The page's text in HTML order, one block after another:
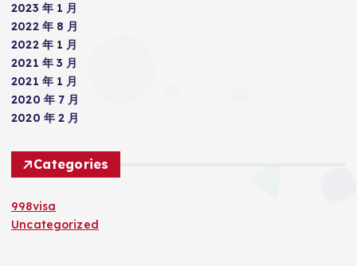
2023 年 1 月
2022 年 8 月
2022 年 1 月
2021 年 3 月
2021 年 1 月
2020 年 7 月
2020 年 2 月
Categories
998visa
Uncategorized